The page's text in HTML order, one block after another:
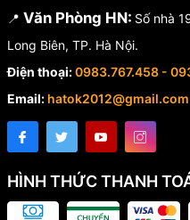
📍 Văn Phòng HN: Số nhà
Long Biên, TP. Hà Nội.
Điện thoại:0983.767.458 -
Email: hatok2012@gmail.com
HÌNH THỨC THANH